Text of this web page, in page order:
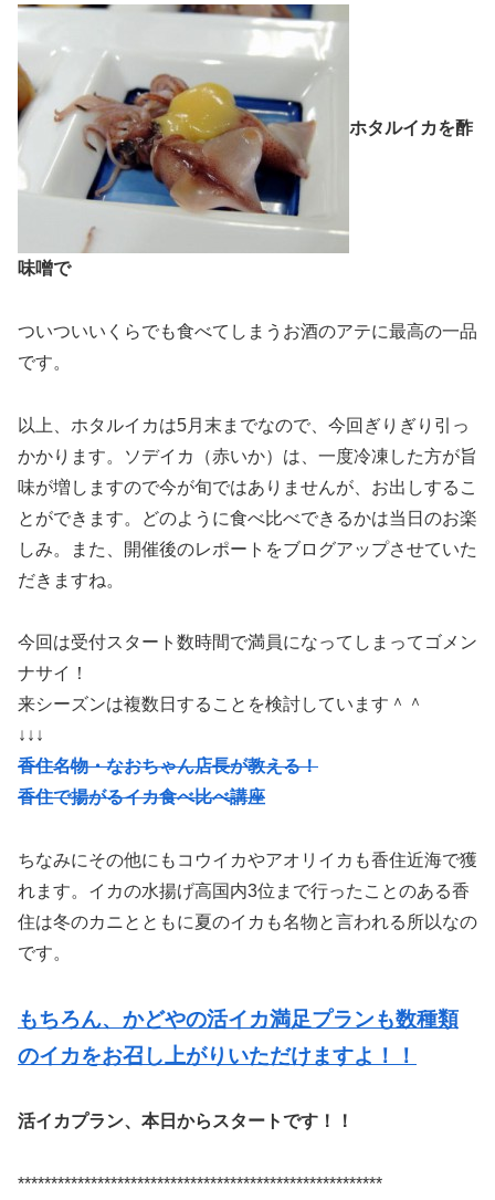
ホタルイカを酢
味噌で
ついついいくらでも食べてしまうお酒のアテに最高の一品
です。
以上、ホタルイカは5月末までなので、今回ぎりぎり引っ
かかります。ソデイカ（赤いか）は、一度冷凍した方が旨
味が増しますので今が旬ではありませんが、お出しするこ
とができます。どのように食べ比べできるかは当日のお楽
しみ。また、開催後のレポートをブログアップさせていた
だきますね。
今回は受付スタート数時間で満員になってしまってゴメン
ナサイ！
来シーズンは複数日することを検討しています＾＾
↓↓↓
香住名物・なおちゃん店長が教える！
香住で揚がるイカ食べ比べ講座
ちなみにその他にもコウイカやアオリイカも香住近海で獲
れます。イカの水揚げ高国内3位まで行ったことのある香
住は冬のカニとともに夏のイカも名物と言われる所以なの
です。
もちろん、かどやの活イカ満足プランも数種類
のイカをお召し上がりいただけますよ！！
活イカプラン、本日からスタートです！！
*******************************************************